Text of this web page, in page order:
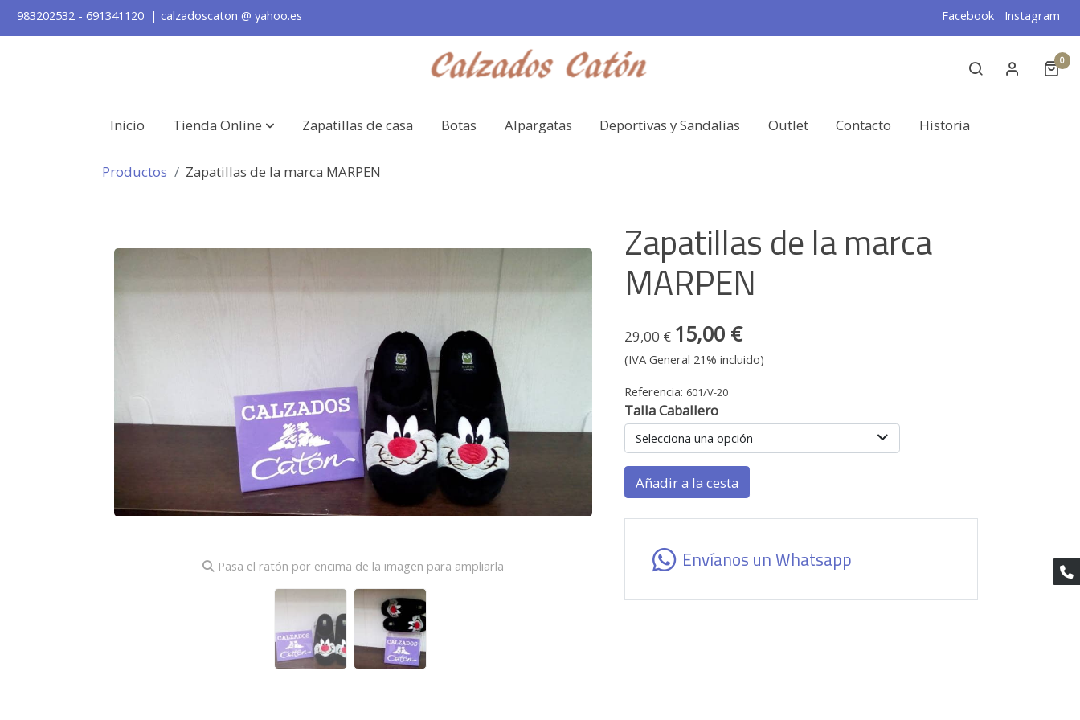
983202532 - 691341120 | calzadoscaton @ yahoo.es Facebook Instagram
0
Inicio Tienda Online Zapatillas de casa Botas Alpargatas Deportivas y Sandalias Outlet Contacto Historia
Productos Zapatillas de la marca MARPEN
Pasa el ratón por encima de la imagen para ampliarla
Zapatillas de la marca
MARPEN
29,00 €15,00 €
(IVA General 21% incluido)
Referencia: 601/V-20
Talla Caballero
Selecciona una opción
Añadir a la cesta
Envíanos un Whatsapp